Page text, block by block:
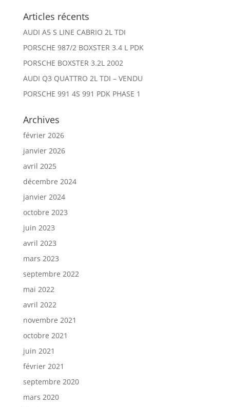
Articles récents
AUDI A5 S LINE CABRIO 2L TDI
PORSCHE 987/2 BOXSTER 3.4 L PDK
PORSCHE BOXSTER 3.2L 2002
AUDI Q3 QUATTRO 2L TDI – VENDU
PORSCHE 991 4S 991 PDK PHASE 1
Archives
février 2026
janvier 2026
avril 2025
décembre 2024
janvier 2024
octobre 2023
juin 2023
avril 2023
mars 2023
septembre 2022
mai 2022
avril 2022
novembre 2021
octobre 2021
juin 2021
février 2021
septembre 2020
mars 2020